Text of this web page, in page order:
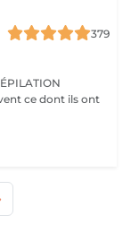
379
ce dont ils ont